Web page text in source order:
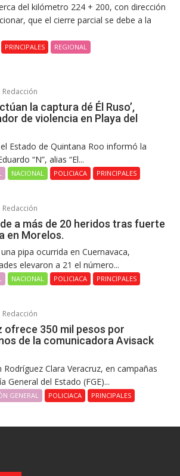
del kilómetro 224 + 200, con dirección
que el cierre parcial se debe a la
PRINCIPALES REGIONAL
Redacción
la captura dé Él Ruso’,
de violencia en Playa del
Estado de Quintana Roo informó la
“N”, alias “El...
NACIONAL POLICIACA PRINCIPALES
Redacción
a más de 20 heridos tras fuerte
en Morelos.
pipa ocurrida en Cuernavaca,
elevaron a 21 el número...
NACIONAL POLICIACA PRINCIPALES
Redacción
ofrece 350 mil pesos por
de la comunicadora Avisack
Clara Veracruz, en campañas
General del Estado (FGE)...
GENERAL POLICIACA PRINCIPALES